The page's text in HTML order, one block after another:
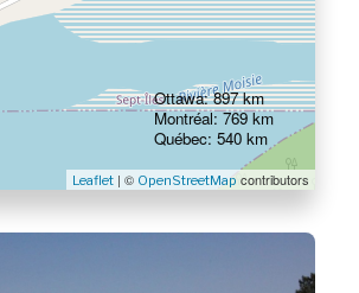
Leaflet| © OpenStreetMap contributors
Ottawa: 897 km
Montréal: 769 km
Québec: 540 km